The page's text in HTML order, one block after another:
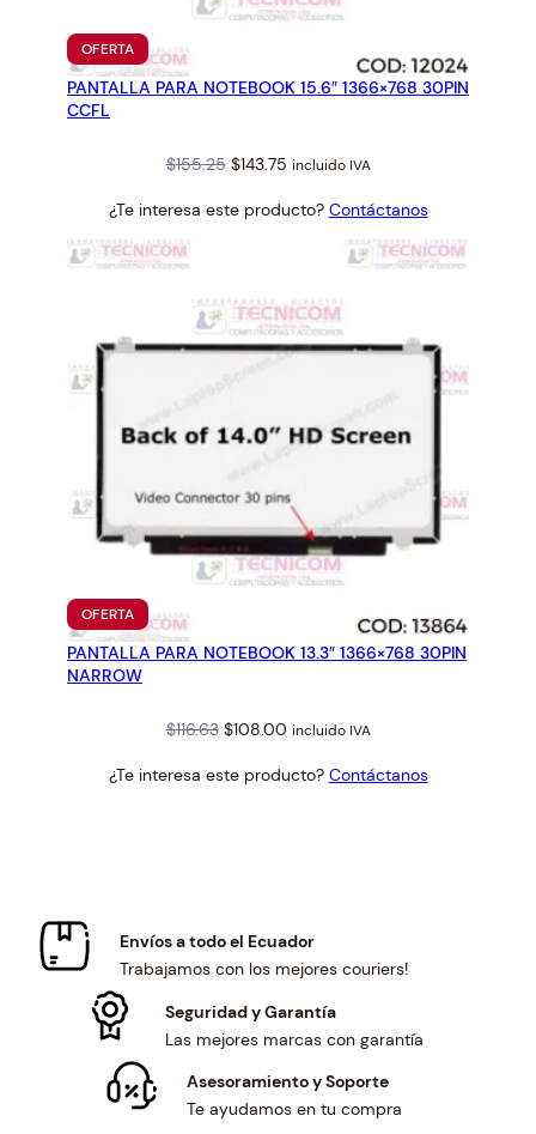
OFERTAPRODUCTO
EN
OFERTA
PANTALLA PARA NOTEBOOK 15.6″ 1366×768 30PIN
CCFL
$155.25 Original
was:
$143.75Current
is:
incluido IVA
¿Te interesa este producto? Contáctanos
OFERTAPRODUCTO
EN
OFERTA
PANTALLA PARA NOTEBOOK 13.3″ 1366×768 30PIN
NARROW
$116.63 Original
was:
$108.00Current
is:
incluido IVA
¿Te interesa este producto? Contáctanos
Envíos a todo el Ecuador
Trabajamos con los mejores couriers!
Seguridad y Garantía
Las mejores marcas con garantía
Asesoramiento y Soporte
Te ayudamos en tu compra